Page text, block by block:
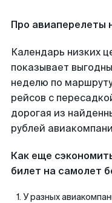
Про авиаперелеты
Календарь низких
показывает
неделю по
рейсов с
дорогая из
рублей
Как еще
билет на самолет
У разных